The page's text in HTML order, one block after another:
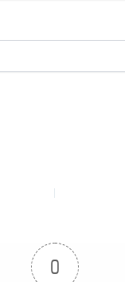
0